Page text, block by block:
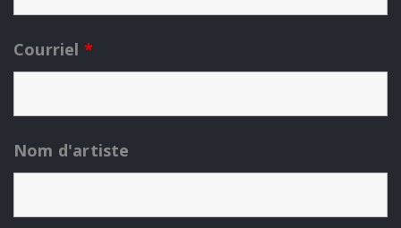
Courriel *
Nom d'artiste